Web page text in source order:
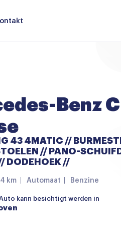
Benz
43 4MATIC //
// PANO-
DODEHOEK //
km Automaat Benzine
Auto kann besichtigt werden in